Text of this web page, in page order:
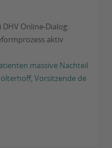
Online-Dialog:
aktiv
massive Nachteil
Vorsitzende de